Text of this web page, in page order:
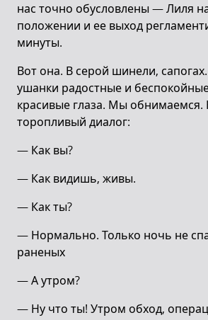
нас точно обусловлены — Лиля
положении и ее выход
минуты.
Вот она. В серой шинели,
ушанки радостные и
красивые глаза. Мы обнимаемся.
торопливый диалог:
— Как вы?
— Как видишь, живы.
— Как ты?
— Нормально. Только ночь не
раненых
— А утром?
— Ну что ты! Утром обход,